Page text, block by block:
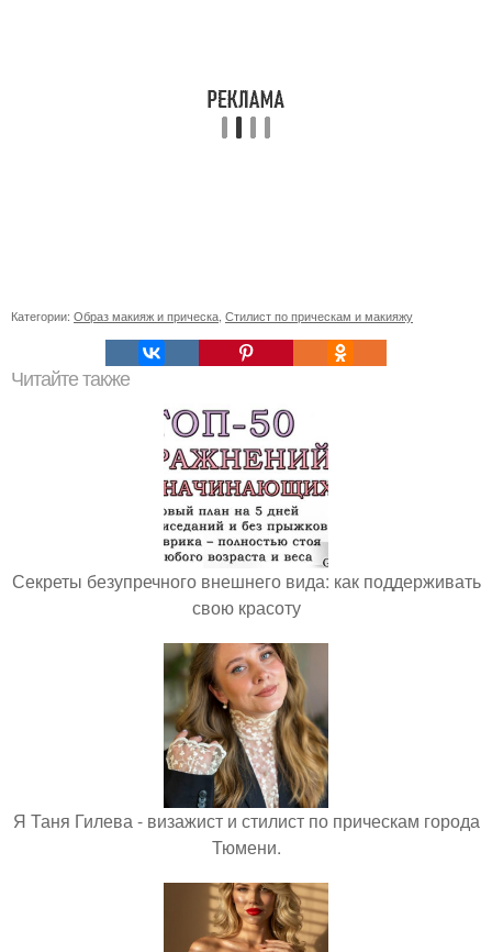
Категории: Образ макияж и прическа Стилист по прическам и макияжу
Читайте также
Секреты безупречного внешнего вида: как поддерживать
свою красоту
Я Таня Гилева - визажист и стилист по прическам города
Тюмени.